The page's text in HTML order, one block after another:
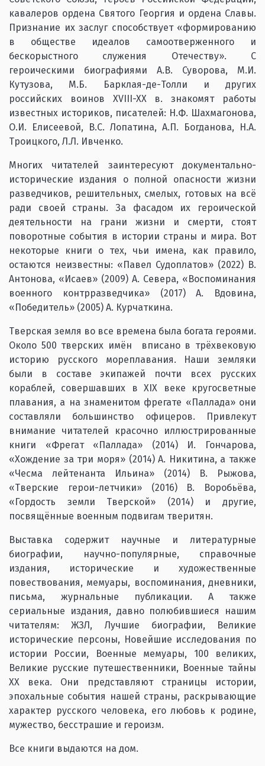
кавалеров ордена Святого Георгия и ордена Славы.
Признание их заслуг способствует «формированию
в обществе идеалов самоотверженного и
бескорыстного служения Отечеству». С
героическими биографиями А.В. Суворова, М.И.
Кутузова, М.Б. Барклая-де-Толли и других
российских воинов XVIII-XX в. знакомят работы
известных историков, писателей: Н.Ф. Шахмагонова,
О.И. Елисеевой, В.С. Лопатина, А.П. Богданова, Н.А.
Троицкого, Л.Л. Ивченко.
Многих читателей заинтересуют документально-
исторические издания о полной опасности жизни
разведчиков, решительных, смелых, готовых на всё
ради своей страны. За фасадом их героической
деятельности на грани жизни и смерти, стоят
поворотные события в истории страны и мира. Вот
некоторые книги о тех, чьи имена, как правило,
остаются неизвестны: «Павел Судоплатов» (2022) В.
Антонова, «Исаев» (2009) А. Севера, «Воспоминания
военного контрразведчика» (2017) А. Вдовина,
«Победитель» (2005) А. Курчаткина.
Тверская земля во все времена была богата героями.
Около 500 тверских имён вписано в трёхвековую
историю русского мореплавания. Наши земляки
были в составе экипажей почти всех русских
кораблей, совершавших в XIX веке кругосветные
плавания, а на знаменитом фрегате «Паллада» они
составляли большинство офицеров. Привлекут
внимание читателей красочно иллюстрированные
книги «Фрегат «Паллада» (2014) И. Гончарова,
«Хождение за три моря» (2014) А. Никитина, а также
«Чесма лейтенанта Ильина» (2014) В. Рыжова,
«Тверские герои-летчики» (2016) В. Воробьёва,
«Гордость земли Тверской» (2014) и другие,
посвящённые военным подвигам тверитян.
Выставка содержит научные и литературные
биографии, научно-популярные, справочные
издания, исторические и художественные
повествования, мемуары, воспоминания, дневники,
письма, журнальные публикации. А также
сериальные издания, давно полюбившиеся нашим
читателям: ЖЗЛ, Лучшие биографии, Великие
исторические персоны, Новейшие исследования по
истории России, Военные мемуары, 100 великих,
Великие русские путешественники, Военные тайны
XX века. Они представляют страницы истории,
эпохальные события нашей страны, раскрывающие
характер русского человека, его любовь к родине,
мужество, бесстрашие и героизм.
Все книги выдаются на дом.